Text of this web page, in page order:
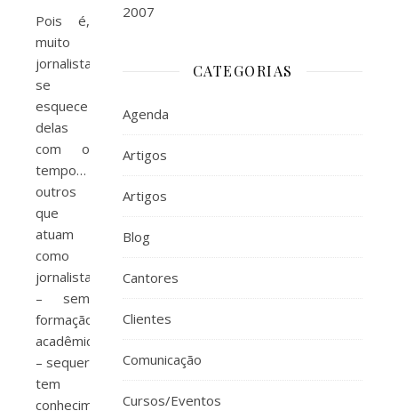
Pois é,
muito
jornalista
se
esquece
delas
com o
tempo…
outros
que
atuam
como
jornalistas
– sem
formação
acadêmica
– sequer
tem
conhecimento
2007
CATEGORIAS
Agenda
Artigos
Artigos
Blog
Cantores
Clientes
Comunicação
Cursos/Eventos